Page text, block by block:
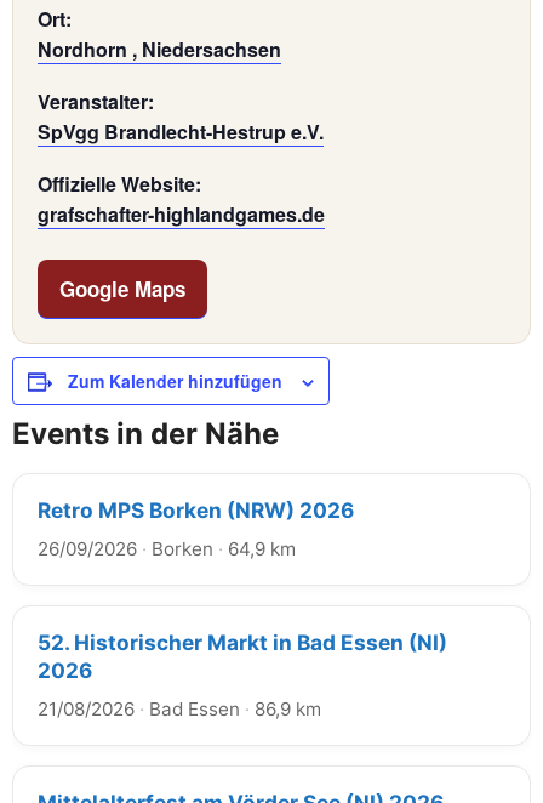
Ort:
Nordhorn , Niedersachsen
Veranstalter:
SpVgg Brandlecht-Hestrup e.V.
Offizielle Website:
grafschafter-highlandgames.de
Google Maps
Zum Kalender hinzufügen
Events in der Nähe
Retro MPS Borken (NRW) 2026
26/09/2026 · Borken · 64,9 km
52. Historischer Markt in Bad Essen (NI)
2026
21/08/2026 · Bad Essen · 86,9 km